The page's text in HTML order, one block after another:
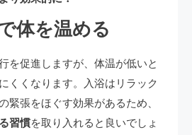
体を温める
を促進しますが、体温が低いと
くくなります。入浴はリラック
緊張をほぐす効果があるため、
習慣を取り入れると良いでしょ